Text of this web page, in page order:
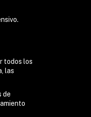
todos los
las
de